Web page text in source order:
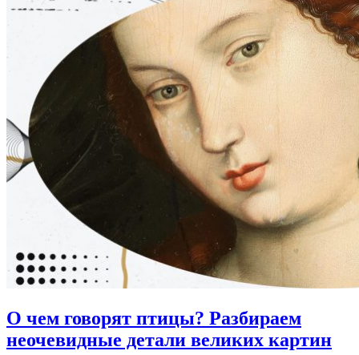
О чем говорят птицы? Разбираем
неочевидные детали великих картин